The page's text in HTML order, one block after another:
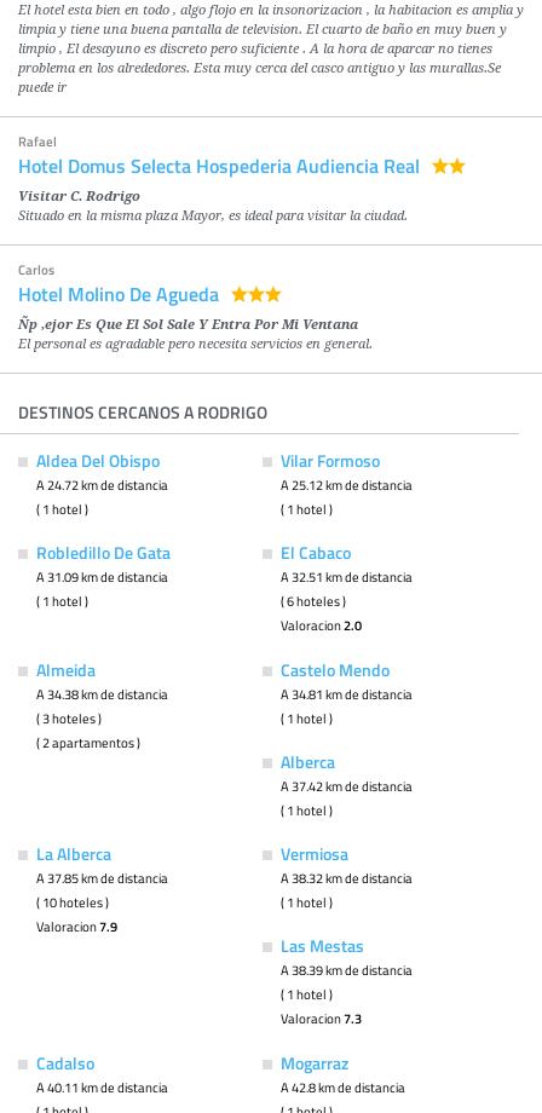
El hotel esta bien en todo , algo flojo en la insonorizacion , la habitacion es amplia y
limpia y tiene una buena pantalla de television. El cuarto de baño en muy buen y
limpio , El desayuno es discreto pero suficiente . A la hora de aparcar no tienes
problema en los alrededores. Esta muy cerca del casco antiguo y las murallas.Se
puede ir
Rafael
Hotel Domus Selecta Hospederia Audiencia Real
Visitar C. Rodrigo
Situado en la misma plaza Mayor, es ideal para visitar la ciudad.
Carlos
Hotel Molino De Agueda
Ñp ,ejor Es Que El Sol Sale Y Entra Por Mi Ventana
El personal es agradable pero necesita servicios en general.
DESTINOS CERCANOS A RODRIGO
Aldea Del Obispo
A 24.72 km de distancia
( 1 hotel )
Vilar Formoso
A 25.12 km de distancia
( 1 hotel )
Robledillo De Gata
A 31.09 km de distancia
( 1 hotel )
El Cabaco
A 32.51 km de distancia
( 6 hoteles )
Valoracion2.0
Almeida
A 34.38 km de distancia
( 3 hoteles )
( 2 apartamentos )
Castelo Mendo
A 34.81 km de distancia
( 1 hotel )
Alberca
A 37.42 km de distancia
( 1 hotel )
La Alberca
A 37.85 km de distancia
( 10 hoteles )
Valoracion7.9
Vermiosa
A 38.32 km de distancia
( 1 hotel )
Las Mestas
A 38.39 km de distancia
( 1 hotel )
Valoracion7.3
Cadalso
A 40.11 km de distancia
Mogarraz
A 42.8 km de distancia